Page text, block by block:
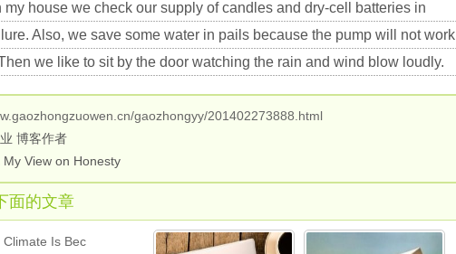
my house we check our supply of candles and dry-cell batteries in
Also, we save some water in pails because the pump will not work
we like to sit by the door watching the rain and wind blow loudly.
gaozhongyy/201402273888.html
博客作者
My View on Honesty
面的文章
Is Bec